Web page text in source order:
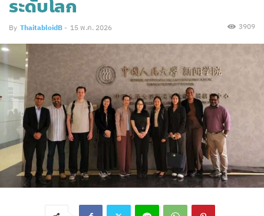
ระดับโลก
By ThaitabloidB - 15 พ.ค. 2026 3909